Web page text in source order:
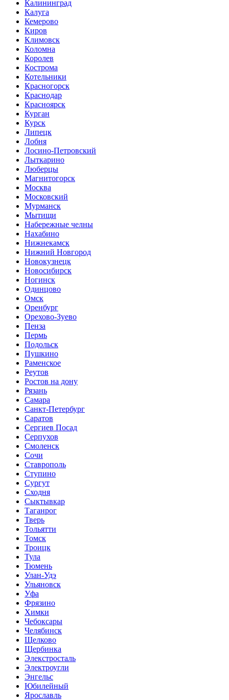
Калининград
Калуга
Кемерово
Киров
Климовск
Коломна
Королев
Кострома
Котельники
Красногорск
Краснодар
Красноярск
Курган
Курск
Липецк
Лобня
Лосино-Петровский
Лыткарино
Люберцы
Магнитогорск
Москва
Московский
Мурманск
Мытищи
Набережные челны
Нахабино
Нижнекамск
Нижний Новгород
Новокузнецк
Новосибирск
Ногинск
Одинцово
Омск
Оренбург
Орехово-Зуево
Пенза
Пермь
Подольск
Пушкино
Раменское
Реутов
Ростов на дону
Рязань
Самара
Санкт-Петербург
Саратов
Сергиев Посад
Серпухов
Смоленск
Сочи
Ставрополь
Ступино
Сургут
Сходня
Сыктывкар
Таганрог
Тверь
Тольятти
Томск
Троицк
Тула
Тюмень
Улан-Удэ
Ульяновск
Уфа
Фрязино
Химки
Чебоксары
Челябинск
Щелково
Щербинка
Элекстросталь
Электроугли
Энгельс
Юбилейный
Ярославль